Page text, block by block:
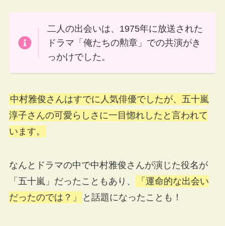
二人の出会いは、1975年に放送された
ドラマ「俺たちの勲章」での共演がき
っかけでした。
中村雅俊さんはすでに人気俳優でしたが、五十嵐
淳子さんの可愛らしさに一目惚れしたと言われて
います。
なんとドラマの中で中村雅俊さんが演じた役名が
「五十嵐」だったこともあり、
「運命的な出会い
だったのでは？」
と話題になったことも！